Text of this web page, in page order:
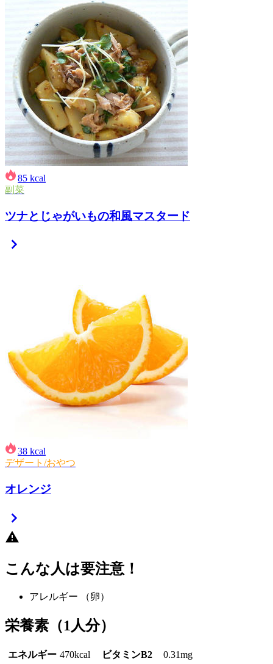
85 kcal
副菜
ツナとじゃがいもの和風マスタード
38 kcal
デザート/おやつ
オレンジ
こんな人は要注意！
アレルギー （卵）
栄養素 （1人分）
エネルギー 470kcal ビタミンB2
0.31mg